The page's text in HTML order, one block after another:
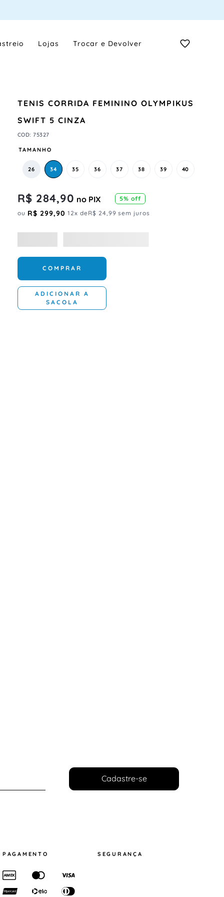
Lojas Trocar e Devolver
TENIS CORRIDA FEMININO OLYMPIKUS
SWIFT 5 CINZA
COD:75327
TAMANHO
26 34 35 36 37 38 39 40
R$ 284,90 no PIX 5% off
ou R$ 299,90 12x deR$ 24,99 sem juros
COMPRAR
ADICIONAR A
SACOLA
Cadastre-se
PAGAMENTO SEGURANÇA